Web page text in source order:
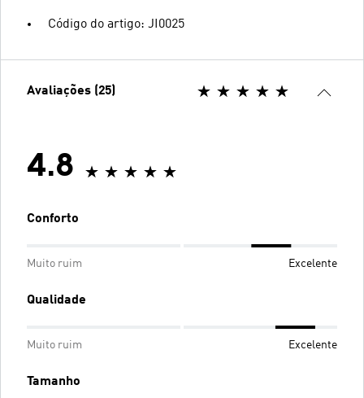
Código do artigo: JI0025
Avaliações (25)
4.8
Conforto
Muito ruim Excelente
Qualidade
Muito ruim Excelente
Tamanho